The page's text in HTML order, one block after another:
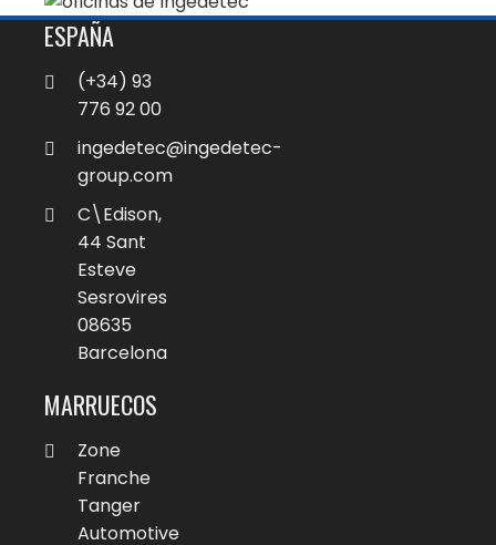
ESPAÑA
(+34) 93
776 92 00
ingedetec@ingedetec-
group.com
C\Edison,
44 Sant
Esteve
Sesrovires
08635
Barcelona
MARRUECOS
Zone
Franche
Tanger
Automotive